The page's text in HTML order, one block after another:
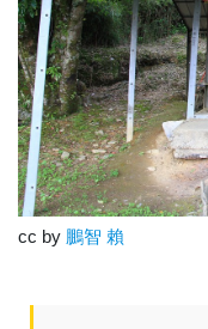
cc by 鵬智 賴